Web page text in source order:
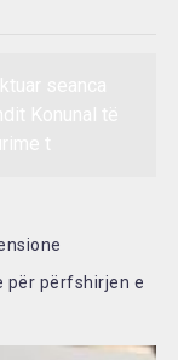
për përfshirjen e